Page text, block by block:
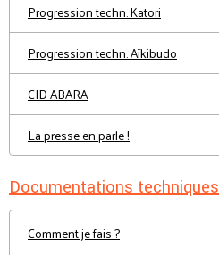
Progression techn. Katori
Progression techn. Aïkibudo
CID ABARA
La presse en parle !
Documentations techniques
Comment je fais ?